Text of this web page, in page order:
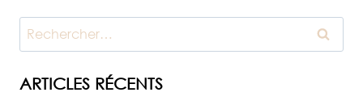
page
Rechercher :
ARTICLES RÉCENTS